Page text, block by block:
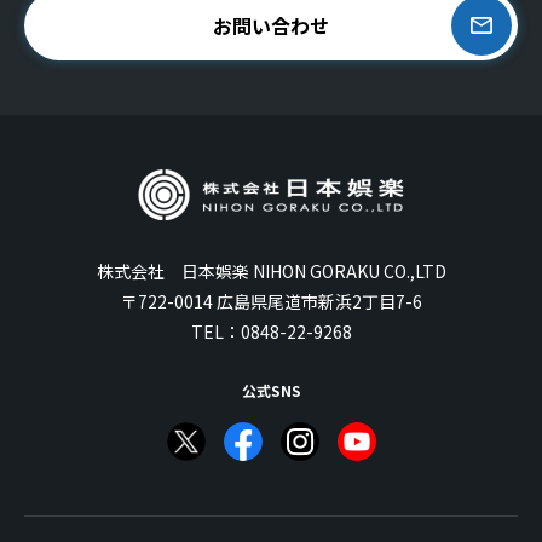
お問い合わせ
株式会社 日本娯楽 NIHON GORAKU CO.,LTD
〒722-0014 広島県尾道市新浜2丁目7-6
TEL： 0848-22-9268
公式SNS